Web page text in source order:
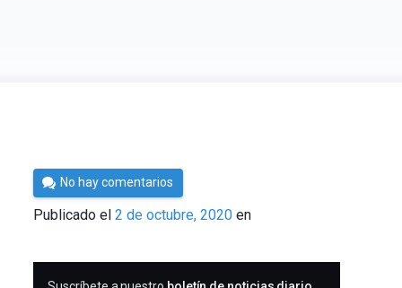
Por
César
Tomé
No hay comentarios
Publicado el2 de octubre, 2020 en
SUSCRIBIRME